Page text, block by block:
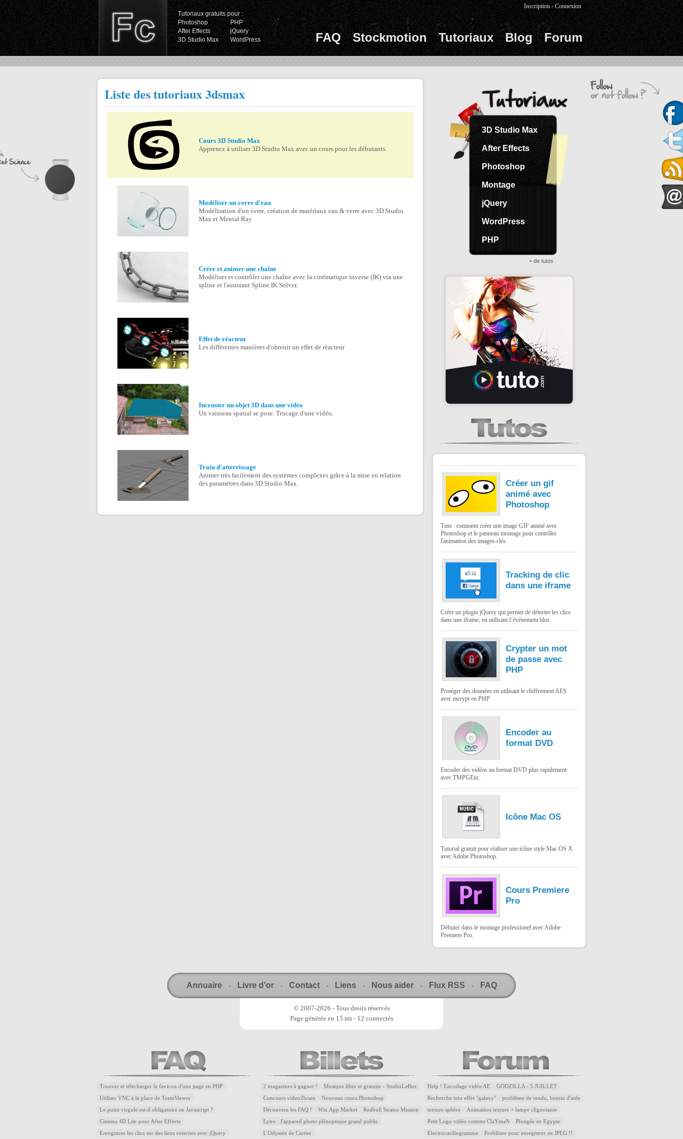
Tutoriaux gratuits pour :
Photoshop
PHP
After Effects
jQuery
3D Studio Max
WordPress FAQ Stockmotion Tutoriaux Blog Forum
Inscription -Connexion
Liste des tutoriaux 3dsmax
Cours 3D Studio Max
Apprenez à utiliser 3D Studio Max avec un cours pour les débutants.
Modéliser un verre d'eau
Modélisation d'un verre, création de matériaux eau & verre avec 3D Studio
Max et Mental Ray
Créer et animer une chaîne
Modéliser et contrôler une chaîne avec la cinématique inverse (IK) via une
spline et l'assistant Spline IK Solver.
Effet de réacteur
Les différentes manières d'obtenir un effet de réacteur
Incruster un objet 3D dans une vidéo
Un vaisseau spatial se pose. Trucage d'une vidéo.
Train d'atterrissage
Animer très facilement des systèmes complexes grâce à la mise en relation
des paramètres dans 3D Studio Max.
3D Studio Max
After Effects
Photoshop
Montage
jQuery
WordPress
PHP
+ de tutos
Créer un gif
animé avec
Photoshop
Tuto : comment créer une image GIF animé avec
Photoshop et le panneau montage pour contrôler
l'animation des images-clés.
Tracking de clic
dans une iframe
Créer un plugin jQuery qui permet de détecter les clics
dans une iframe, en utilisant l’événement blur.
Crypter un mot
de passe avec
PHP
Protéger des données en utilisant le chiffrement AES
avec mcrypt en PHP
Encoder au
format DVD
Encoder des vidéos au format DVD plus rapidement
avec TMPGEnc.
Icône Mac OS
Tutorial gratuit pour réaliser une icône style Mac OS X
avec Adobe Photoshop.
Cours Premiere
Pro
Débuter dans le montage professionel avec Adobe
Premiere Pro.
Annuaire - Livre d'or - Contact - Liens - Nous aider - Flux RSS - FAQ
© 2007-2026 - Tous droits réservés
Page générée en 15 ms - 12 connectés
Trouver et télécharger le favicon d'une page en PHP
Utiliser VNC à la place de TeamViewer
Le point virgule est-il obligatoire en Javascript ?
Cinema 4D Lite pour After Effects
Enregistrer les clics sur des liens externes avec jQuery
2 magazines à gagner ! Musique libre et gratuite - StudioLeBus
Concours video2brain Nouveau cours Photoshop
Découvrez les FAQ ! Wix App Market Redbull Stratos Mission
Lytro : l'appareil photo plénoptique grand public
L'Odyssée de Cartier
Help ! Encodage vidéo AE GODZILLA - 5 JUILLET
Recherche tuto effet "galaxy" problème de rendu, besoin d'aide
texture sphère Animation texture + lampe clignotante
Petit Logo vidéo comme ClaYmaN Plongée en Egypte
Electrocardiogramme Problème pour enregistrer en JPEG !!